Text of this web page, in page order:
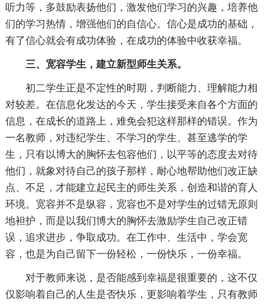
听力等，多鼓励表扬他们，激发他们学习的兴趣，培养他
们的学习热情，增强他们的自信心。信心是成功的基础，
有了信心就会有成功体验，在成功的体验中收获幸福。
三、宽容学生，建立新型师生关系。
初二学生正是不定性的时期，判断能力、理解能力相
对较差。在信息化发达的今天，学生接受来自各个方面的
信息，在成长的道路上，难免会犯这样那样的错误。作为
一名教师，对违纪学生、不学习的学生、甚至逃学的学
生，只有以博大的胸怀去包容他们，以平等的态度去对待
他们，就象对待自己的孩子那样，耐心地帮助他们改正缺
点、不足，才能建立起民主的师生关系，创造和谐的育人
环境。宽容并不是纵容，宽容也不是对学生的过错无原则
地袒护，而是以我们博大的胸怀去激励学生自己改正错
误，追求进步，争取成功。在工作中、生活中，学会宽
容，也是为自己留下一份轻松，一份快乐，一份幸福。
对于教师来说，是否能感到幸福是很重要的，这不仅
仅影响着自己的人生是否快乐，更影响着学生，只有教师